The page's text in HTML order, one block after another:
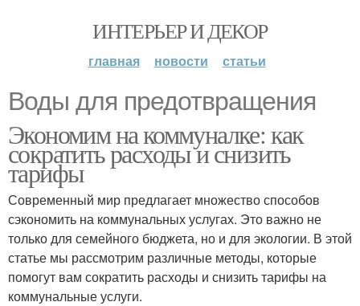
ИНТЕРЬЕР И ДЕКОР
главная новости статьи
Воды для предотвращения
Экономим на коммуналке: как
сократить расходы и снизить
тарифы
Современный мир предлагает множество способов
сэкономить на коммунальных услугах. Это важно не
только для семейного бюджета, но и для экологии. В этой
статье мы рассмотрим различные методы, которые
помогут вам сократить расходы и снизить тарифы на
коммунальные услуги.